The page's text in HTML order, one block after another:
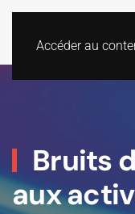
Accéder au
Bruits
aux